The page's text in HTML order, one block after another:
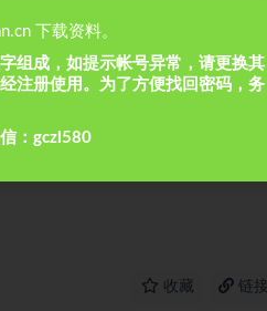
收藏 链接
下载资料。
组成，如提示帐号异常，请更换其
注册使用。为了方便找回密码，务
：gczl580